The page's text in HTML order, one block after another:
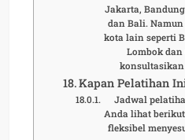
Jakarta,
dan Bali.
kota lain seperti
Lombok
Kapan Pelatihan
Jadwal
Anda lihat
fleksibel